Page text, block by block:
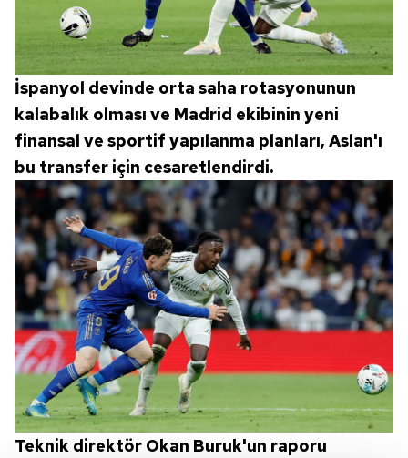
İspanyol devinde orta saha rotasyonunun
kalabalık olması ve Madrid ekibinin yeni
finansal ve sportif yapılanma planları, Aslan'ı
bu transfer için cesaretlendirdi.
Teknik direktör Okan Buruk'un raporu